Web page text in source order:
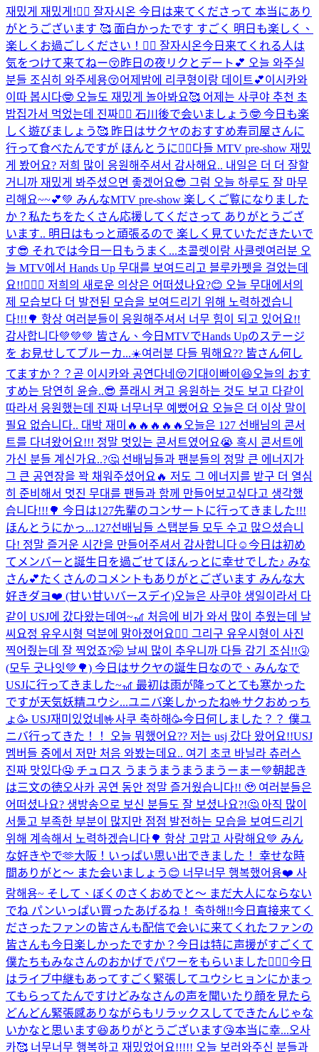
재밌게 재밌게!👍🏻 잘자시온 今日は来てくださって 本当にあり
がとうございます 🥰 面白かったです すごく 明日も楽しく、
楽しくお過ごしください！👍🏻 잘자시온今日来てくれる人は
気をつけて来てねー😚昨日の夜リクとデート💕 오늘 와주실
분들 조심히 와주세용😚어제밤에 리쿠형이랑 데이트💕이시카와
이따 봅시다🤓 오늘도 재밌게 놀아봐요🥰 어제는 사쿠야 추천 초
밥집가서 먹었는데 진짜👍🏻 石川後で会いましょう🤓 今日も楽
しく遊びましょう🥰 昨日はサクヤのおすすめ寿司屋さんに
行って食べたんですが ほんとうに👍🏻다들 MTV pre-show 재밌
게 봤어요? 저희 많이 응원해주셔서 감사해요.. 내일은 더 더 잘할
거니까 재밌게 봐주셨으면 좋겠어요😎 그럼 오늘 하루도 잘 마무
리해요~~💕💚 みんなMTV pre-show 楽しくご覧になりました
か？私たちをたくさん応援してくださって ありがとうござ
います.. 明日はもっと頑張るので 楽しく見ていただきたいで
す😎 それでは今日一日もうまく...초콜렛이랑 사쿨렛여러분 오
늘 MTV에서 Hands Up 무대를 보여드리고 블루카펫을 걸었는데
요!!🙋🏻‍♂️ 저희의 새로운 의상은 어떠셨나요?😊 오늘 무대에서의
제 모습보다 더 발전된 모습을 보여드리기 위해 노력하겠습니
다!!!🌳 항상 여러분들이 응원해주셔서 너무 힘이 되고 있어요!!
감사합니다💚💚💚 皆さん、今日MTVでHands Upのステージ
を お見せしてブルーカ...☀️여러분 다들 뭐해요?? 皆さん何し
てますか？？ 곧 이시카와 공연다네😚기대이빠이😆오늘의 おす
すめ는 당연히 윤슬..😎 플래시 켜고 응원하는 것도 보고 다같이
따라서 응원했는데 진짜 너무너무 예뻤어요 오늘은 더 이상 말이
필요 없습니다.. 대박 재미🔥🔥🔥🔥🔥 오늘은 127 선배님의 콘서
트를 다녀왔어요!!! 정말 멋있는 콘서트였어요😭 혹시 콘서트에
가신 분들 계신가요..?🤔 선배님들과 팬분들의 정말 큰 에너지가
그 큰 공연장을 꽉 채워주셨어요🔥 저도 그 에너지를 받구 더 열심
히 준비해서 멋진 무대를 팬들과 함께 만들어보고싶다고 생각했
습니다!!!🌳 今日は127先輩のコンサートに行ってきました!!!
ほんとうにかっ...127선배님들 스탭분들 모두 수고 많으셨습니
다! 정말 즐거운 시간을 만들어주셔서 감사합니다☺️今日は初め
てメンバーと誕生日を過ごせてほんっとに幸せでした♪ みな
さん💕たくさんのコメントもありがとございます みんな大
好きダヨ❤️ (甘い甘いバースデイ)오늘은 사쿠야 생일이라서 다
같이 USJ에 갔다왔는데여~🎢 처음에 비가 와서 많이 추웠는데 날
씨요정 유우시형 덕분에 맑아졌어요🧚‍♂️ 그리구 유우시형이 사진
찍어줬는데 잘 찍었죠?🤭 날씨 많이 추우니까 다들 감기 조심!!🤧
(모두 굿나잇💚🌳) 今日はサクヤの誕生日なので、みんなで
USJに行ってきました~🎢 最初は雨が降ってとても寒かった
ですが天気妖精ユウシ...ユニバ楽しかったね🤟サクおめっち
ょ🥳 USJ재미있었네🤟사쿠 축하해🥳今日何しました？？ 僕ユ
ニバ行ってきた！！ 오늘 뭐했어요?? 저는 usj 갔다 왔어요!!USJ
멤버들 중에서 저만 처음 와봤는데요.. 여기 초코 바닐라 츄러스
진짜 맛있다🤤 チュロス うまうまうまうまうーまー💚朝起き
は三文の徳오사카 공연 동안 정말 즐거웠습니다!! 🥹 여러분들은
어떠셨나요? 생방송으로 보신 분들도 잘 보셨나요?!🤔 아직 많이
서툴고 부족한 부분이 많지만 점점 발전하는 모습을 보여드리기
위해 계속해서 노력하겠습니다🌳 항상 고맙고 사랑해요💚 みん
な好きやで🫶大阪！いっぱい思い出できました！ 幸せな時
間ありがと〜 また会いましょう😊 너무너무 행복했어용❤️ 사
랑해용~ そして、ぼくのさくおめでと〜 まだ大人にならない
でね パンいっぱい買ったあげるね！ 축하해!!今日直接来てく
ださったファンの皆さんも配信で会いに来てくれたファンの
皆さんも今日楽しかったですか？今日は特に声援がすごくて
僕たちもみなさんのおかげでパワーをもらいました🙇🏻‍♂️今日
はライブ中継もあってすごく緊張してユウシヒョンにかまっ
てもらってたんですけどみなさんの声を聞いたり顔を見たら
どんどん緊張感ありながらもリラックスしてできたんじゃな
いかなと思います😆ありがとうございます😘本当に幸...오사
카🥰 너무너무 행복하고 재밌었어요!!!!! 오늘 보러와주신 분들과